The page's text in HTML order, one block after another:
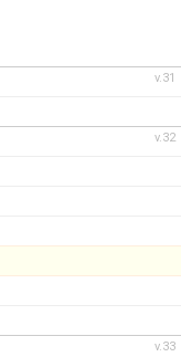
v.31
v.32
v.33